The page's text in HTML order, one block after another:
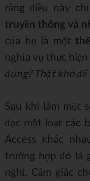
rằng điều này
truyền thông và
của họ là một
nghĩa vụ thực hiện
đúng? Thật khó
Sau khi làm một
đọc một loạt các
Access khác
trường hợp đó là
nghĩ. Cảm giác